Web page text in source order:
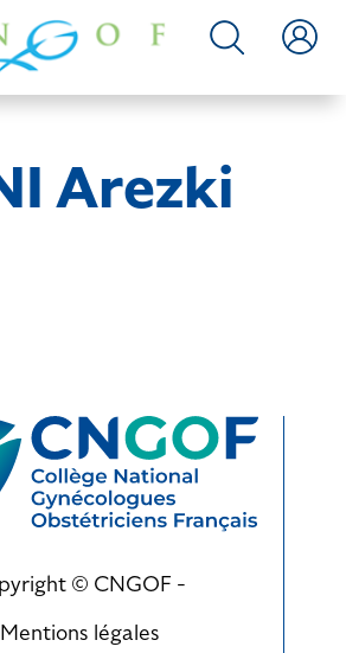
Arezki
© CNGOF -
Mentions légales